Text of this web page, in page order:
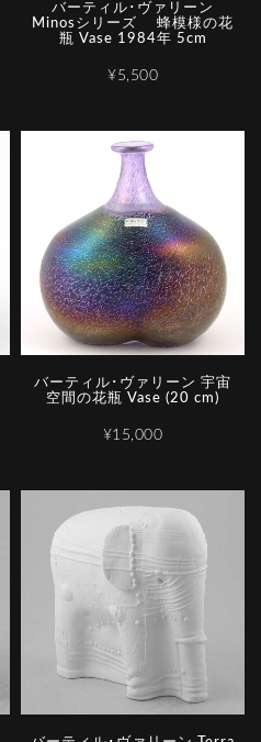
バーティル･ヴァリーン
Minosシリーズ 蜂模様の花
瓶 Vase 1984年 5cm
¥5,500
バーティル･ヴァリーン 宇宙
空間の花瓶 Vase (20 cm)
¥15,000